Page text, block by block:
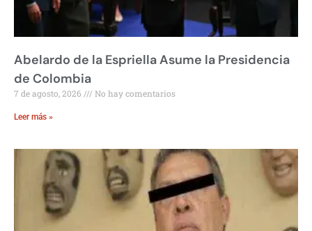
Abelardo de la Espriella Asume la Presidencia
de Colombia
7 de agosto, 2026 No hay comentarios
Leer más »